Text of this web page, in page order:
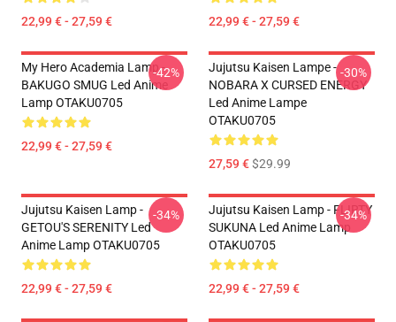
22,99 € - 27,59 € 22,99 € - 27,59 €
My Hero Academia Lamp -
BAKUGO SMUG Led Anime
Lamp OTAKU0705
22,99 € - 27,59 €
-42%
Jujutsu Kaisen Lampe -
NOBARA X CURSED ENERGY
Led Anime Lampe
OTAKU0705
27,59 €$29.99
-30%
Jujutsu Kaisen Lamp -
GETOU'S SERENITY Led
Anime Lamp OTAKU0705
22,99 € - 27,59 €
-34%
Jujutsu Kaisen Lamp - FLIRTY
SUKUNA Led Anime Lamp
OTAKU0705
22,99 € - 27,59 €
-34%